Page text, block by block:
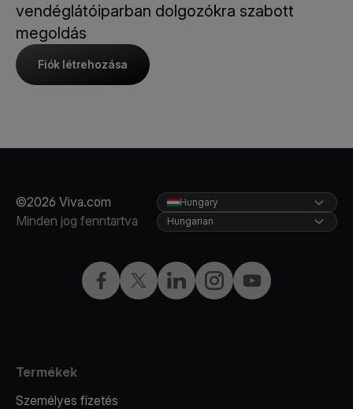
vendéglátóiparban dolgozókra szabott
megoldás
Fiók létrehozása
©2026 Viva.com
Minden jog fenntartva
FacebookTwitterLinkedInInstagramYouTube
Hungary
Hungarian
Termékek
Személyes fizetés